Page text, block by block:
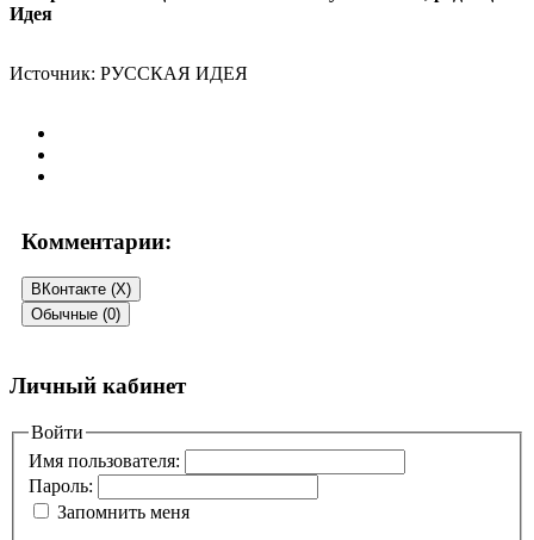
Идея
Источник: РУССКАЯ ИДЕЯ
Комментарии:
ВКонтакте (X)
Обычные (0)
Добавить комментарий
Ваш адрес email не будет опубликован. Обязательные поля
помечены*
Комментарий*
Личный кабинет
Войти
Имя пользователя:
Пароль:
Запомнить меня